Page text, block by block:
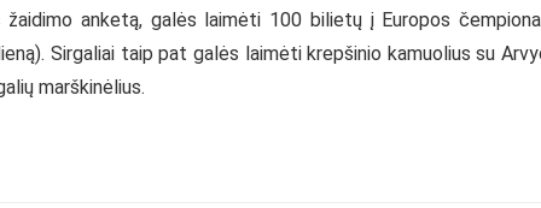
anketą, galės laimėti 100 bilietų į Europos
Sirgaliai taip pat galės laimėti krepšinio kamuolius su
marškinėlius.